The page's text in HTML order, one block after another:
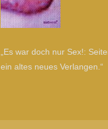
„Es war doch nur Sex!:
ein altes neues Verlangen.“